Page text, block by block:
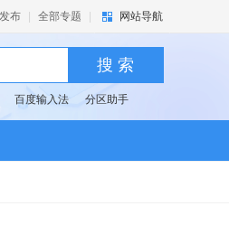
布 全部专题 网站导航
搜 索
百度输入法 分区助手